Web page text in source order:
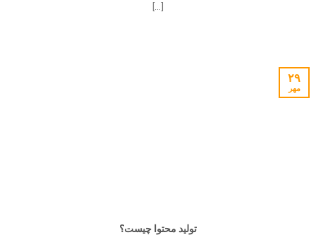
[...]
تولید محتوا چیست؟
۲۹
مهر